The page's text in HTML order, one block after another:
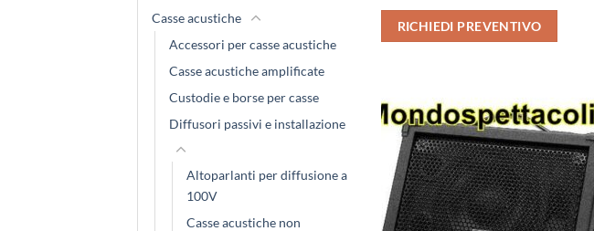
Casse acustiche
Accessori per casse acustiche
Casse acustiche amplificate
Custodie e borse per casse
Diffusori passivi e installazione
Altoparlanti per diffusione a
100V
Casse acustiche non
RICHIEDI PREVENTIVO